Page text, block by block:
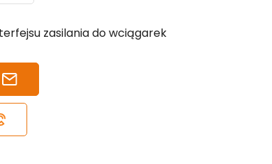
zasilania do wciągarek